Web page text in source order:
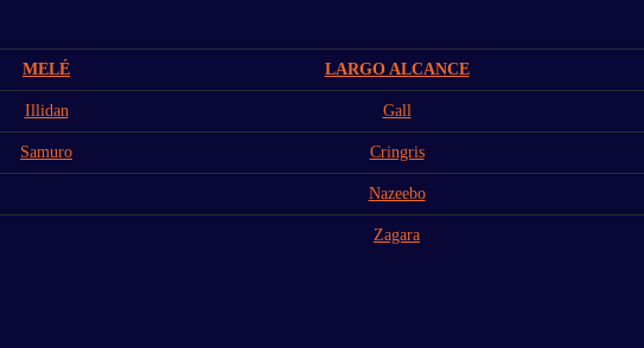
MELÉ LARGO ALCANCE
Illidan Gall
Samuro Cringris
Nazeebo
Zagara